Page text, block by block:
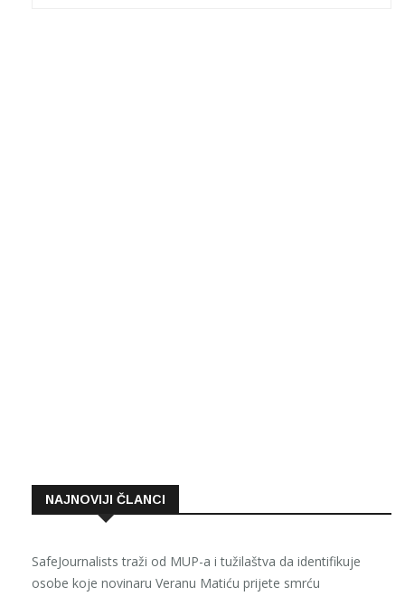
NAJNOVIJI ČLANCI
SafeJournalists traži od MUP-a i tužilaštva da identifikuje
osobe koje novinaru Veranu Matiću prijete smrću